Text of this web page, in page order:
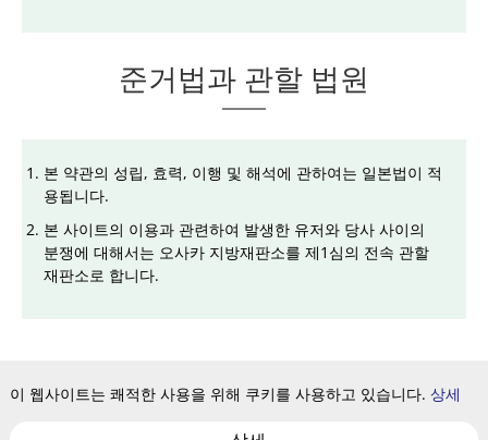
준거법과 관할 법원
본 약관의 성립, 효력, 이행 및 해석에 관하여는 일본법이 적
용됩니다.
본 사이트의 이용과 관련하여 발생한 유저와 당사 사이의
분쟁에 대해서는 오사카 지방재판소를 제1심의 전속 관할
재판소로 합니다.
이 웹사이트는 쾌적한 사용을 위해 쿠키를 사용하고 있습니다. 상세